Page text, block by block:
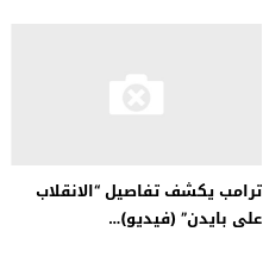
ترامب يكشف تفاصيل “الانقلاب
على بايدن” (فيديو)…